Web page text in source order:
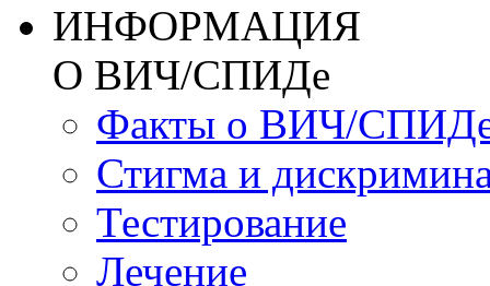
ИНФОРМАЦИЯ
О ВИЧ/СПИДе
Факты о ВИЧ/
Стигма и
Тестирование
Лечение